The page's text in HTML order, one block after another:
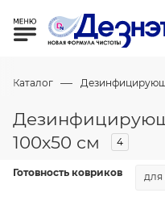
Каталог —
100х50 см
4
Готовность ковриков для